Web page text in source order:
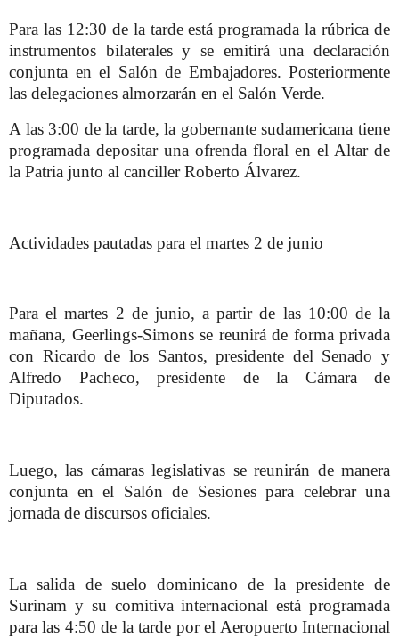
Para las 12:30 de la tarde está programada la rúbrica de
instrumentos bilaterales y se emitirá una declaración
conjunta en el Salón de Embajadores. Posteriormente
las delegaciones almorzarán en el Salón Verde.
A las 3:00 de la tarde, la gobernante sudamericana tiene
programada depositar una ofrenda floral en el Altar de
la Patria junto al canciller Roberto Álvarez.
Actividades pautadas para el martes 2 de junio
Para el martes 2 de junio, a partir de las 10:00 de la
mañana, Geerlings-Simons se reunirá de forma privada
con Ricardo de los Santos, presidente del Senado y
Alfredo Pacheco, presidente de la Cámara de
Diputados.
Luego, las cámaras legislativas se reunirán de manera
conjunta en el Salón de Sesiones para celebrar una
jornada de discursos oficiales.
La salida de suelo dominicano de la presidente de
Surinam y su comitiva internacional está programada
para las 4:50 de la tarde por el Aeropuerto Internacional